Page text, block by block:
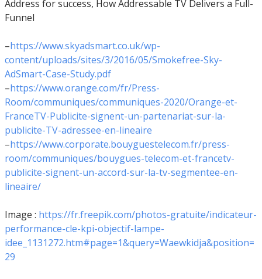
Address for success, How Addressable TV Delivers a Full-
Funnel
–https://www.skyadsmart.co.uk/wp-
content/uploads/sites/3/2016/05/Smokefree-Sky-
AdSmart-Case-Study.pdf
–https://www.orange.com/fr/Press-
Room/communiques/communiques-2020/Orange-et-
FranceTV-Publicite-signent-un-partenariat-sur-la-
publicite-TV-adressee-en-lineaire
–https://www.corporate.bouyguestelecom.fr/press-
room/communiques/bouygues-telecom-et-francetv-
publicite-signent-un-accord-sur-la-tv-segmentee-en-
lineaire/
Image : https://fr.freepik.com/photos-gratuite/indicateur-
performance-cle-kpi-objectif-lampe-
idee_1131272.htm#page=1&query=Waewkidja&position=
29